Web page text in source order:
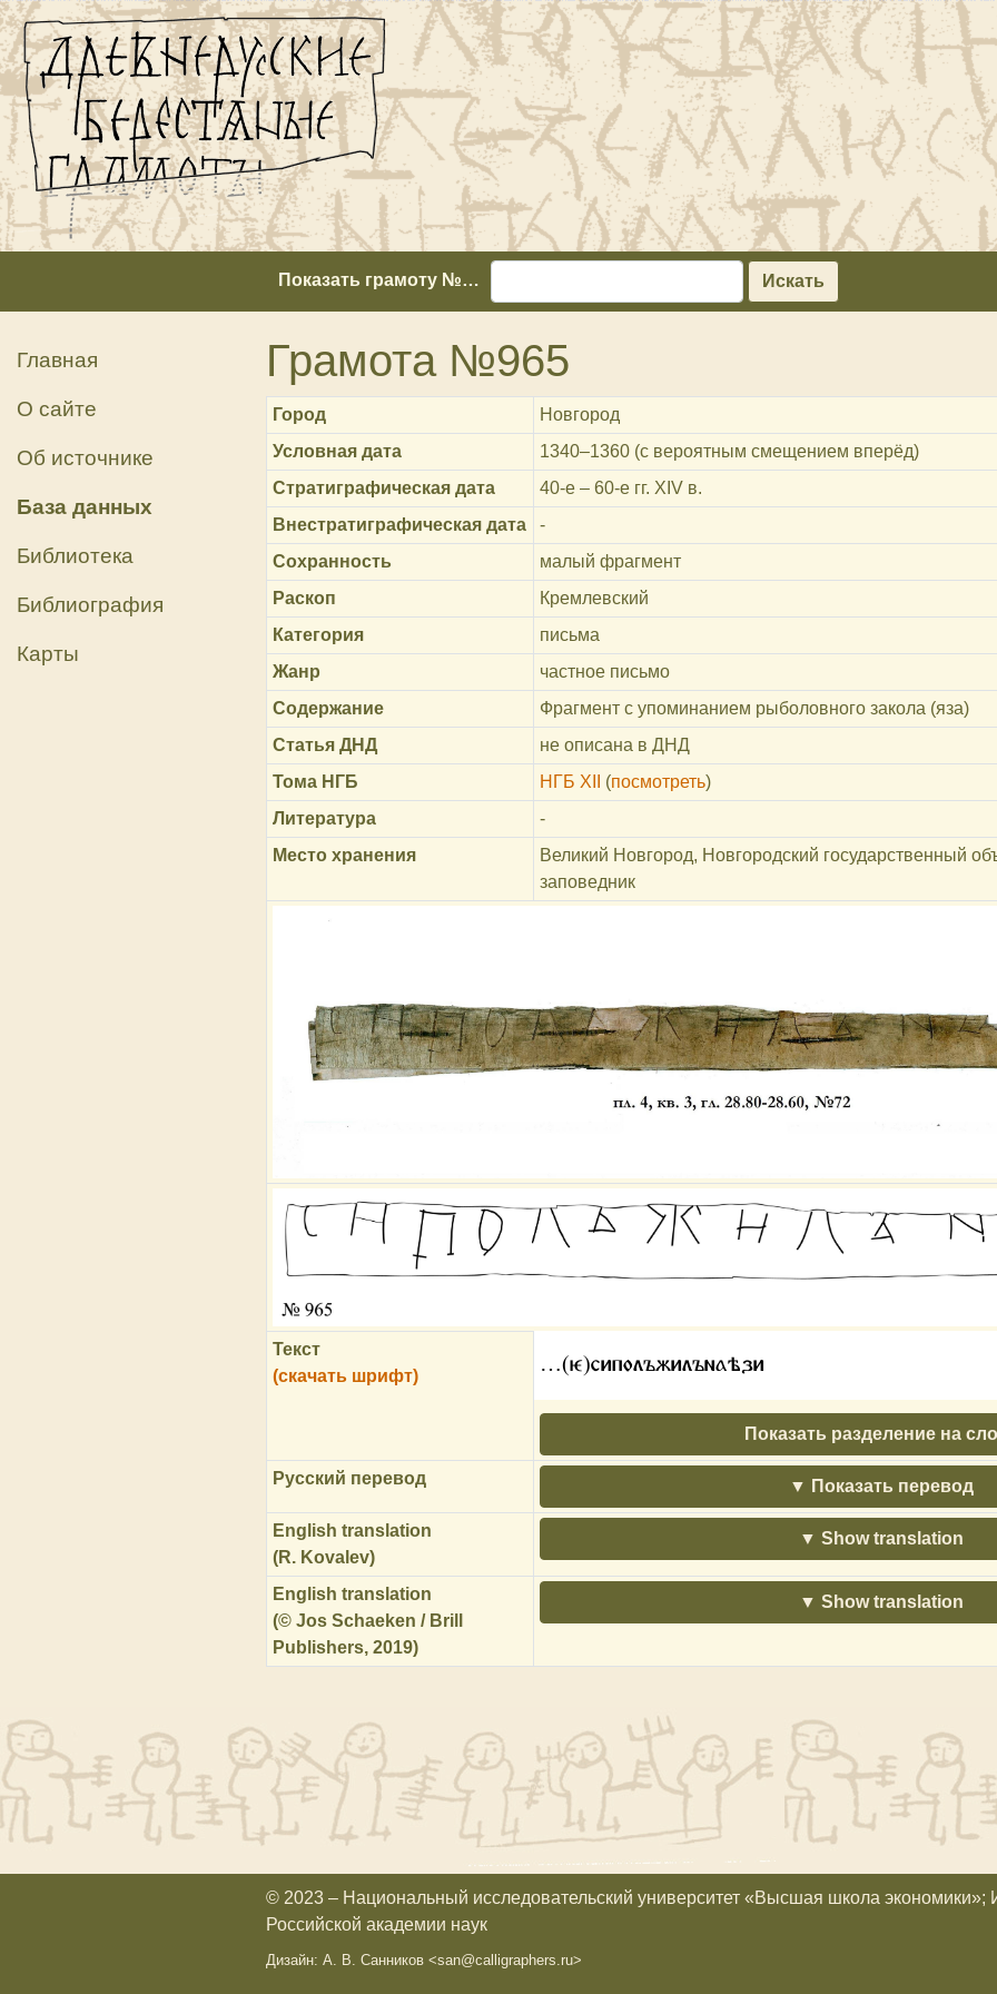
Показать грамоту №… Искать
Главная
О сайте
Об источнике
База данных
Библиотека
Библиография
Карты
Грамота №965
Город
Новгород
Условная дата
1340‒1360 (с вероятным смещением вперёд)
Стратиграфическая дата
40-е – 60-е гг. ХIV в.
Внестратиграфическая дата
-
Сохранность
малый фрагмент
Раскоп
Кремлевский
Категория
письма
Жанр
частное письмо
Содержание
Фрагмент с упоминанием рыболовного закола (яза)
Статья ДНД
не описана в ДНД
Тома НГБ
НГБ XII (посмотреть)
Литература
-
Место хранения
Великий Новгород, Новгородский государственный
заповедник
Текст
(скачать шрифт)
…(ѥ)сиполъжилънаѣзи
Показать разделение на
Русский перевод Показать перевод
English translation
(R. Kovalev)
Show translation
English translation
(© Jos Schaeken / Brill
Publishers, 2019)
Show translation
© 2023 – Национальный исследовательский университет «Высшая школа экономики»;
Российской академии наук
Дизайн: А. В. Санников <san@calligraphers.ru>